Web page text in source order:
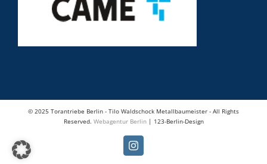
© 2025 Torantriebe Berlin - Tilo Waldschock Metallbaumeister - All Rights
Reserved. Webagentur Berlin| 123-Berlin-Design
Instagram